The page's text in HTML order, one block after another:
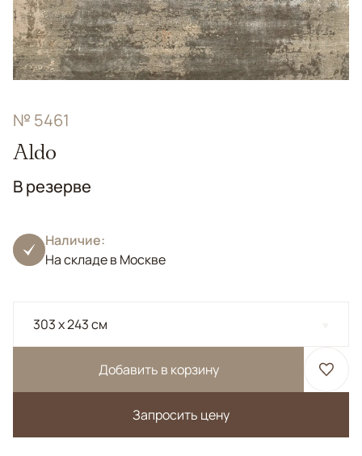
№ 5461
Aldo
В резерве
Наличие:
На складе в Москве
303 x 243 см
Добавить в корзину
Запросить цену